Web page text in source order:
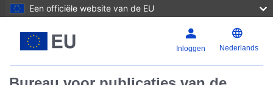
Een officiële website van de EU
Inloggen Nederlands